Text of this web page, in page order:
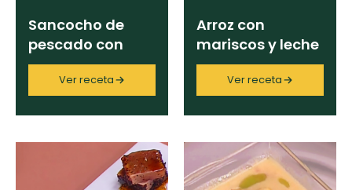
Sancocho de
pescado con
leche de coco
acompañado de
Ver receta
Arroz con
mariscos y leche
de coco
acompañado de
Ver receta